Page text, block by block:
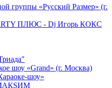
группы «Русский Размер» (г.
ПЛЮС - Dj Игорь КОКС
шоу «Grand» (г. Москва)
шоу»